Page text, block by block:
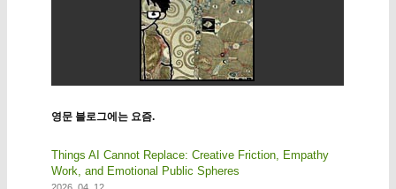
영문 블로그에는 요즘.
Things AI Cannot Replace: Creative Friction, Empathy
Work, and Emotional Public Spheres